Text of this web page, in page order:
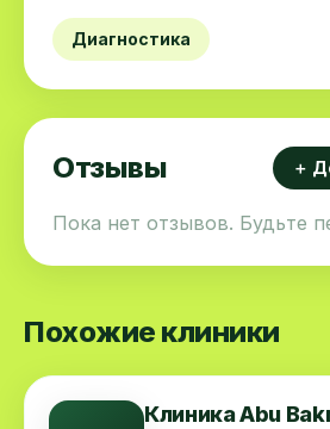
Диагностика
Отзывы ＋
Пока нет отзывов. Будьте
Похожие клиники
Клиника Abu